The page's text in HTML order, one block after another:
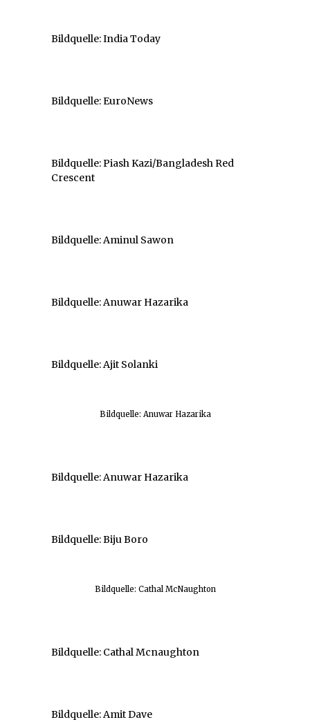
Bildquelle: India Today
Bildquelle: EuroNews
Bildquelle: Piash Kazi/Bangladesh Red
Crescent
Bildquelle: Aminul Sawon
Bildquelle: Anuwar Hazarika
Bildquelle: Ajit Solanki
Bildquelle: Anuwar Hazarika
Bildquelle: Anuwar Hazarika
Bildquelle: Biju Boro
Bildquelle: Cathal McNaughton
Bildquelle: Cathal Mcnaughton
Bildquelle: Amit Dave